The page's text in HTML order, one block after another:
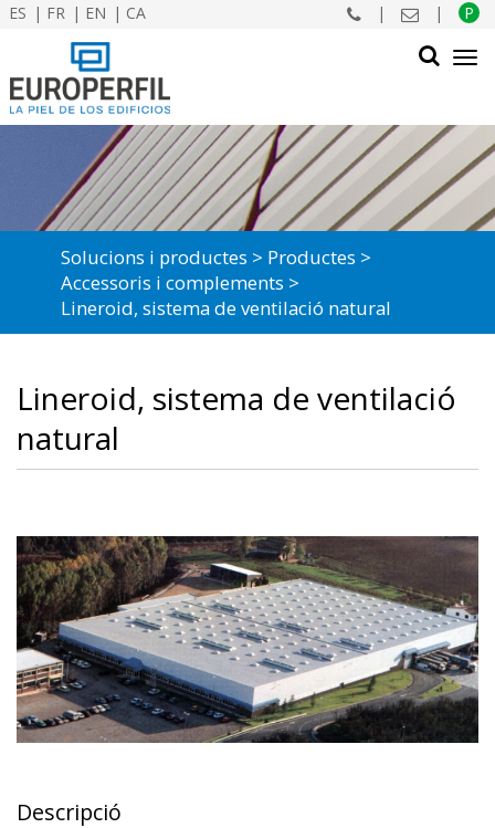
ES FR EN CA | | P
CERCAR
Solucions i productes
Productes
Accessoris i complements
Lineroid, sistema de ventilació natural
Lineroid, sistema de ventilació
natural
Descripció